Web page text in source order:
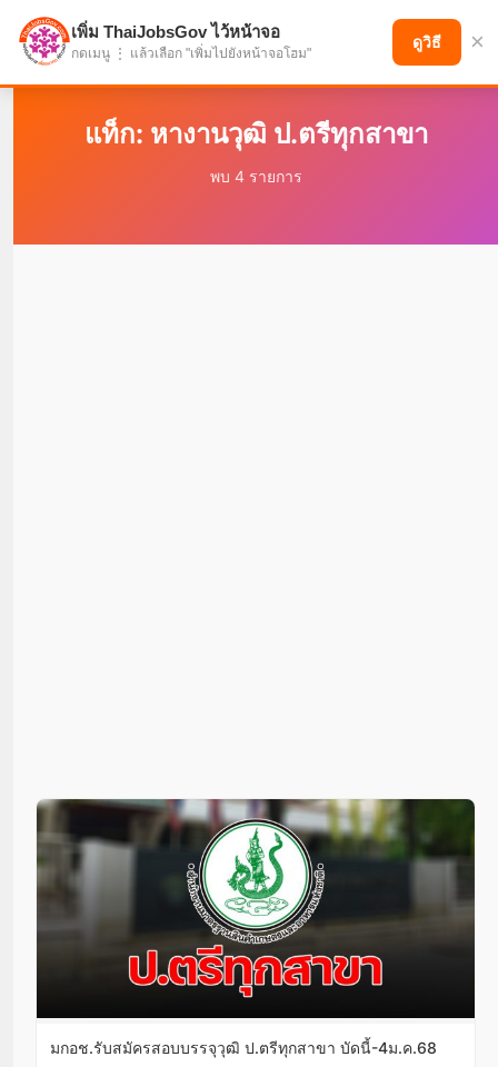
แบ่งปันโอกาส เพื่ออนาคตที่ก้าวหน้า
แท็ก: หางานวุฒิ ป.ตรีทุกสาขา
พบ 4 รายการ
มกอช.รับสมัครสอบบรรจุวุฒิ ป.ตรีทุกสาขา บัดนี้-4ม.ค.68
เพิ่ม ThaiJobsGov ไว้หน้าจอ
กดเมนู ⋮ แล้วเลือก "เพิ่มไปยังหน้าจอโฮม"
ดูวิธี ×